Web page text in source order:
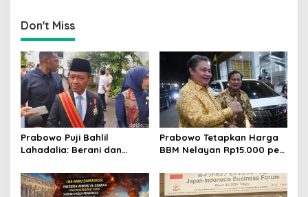
Guncangan Global
Don't Miss
Prabowo Puji Bahlil
Lahadalia: Berani dan
88–89
Prabowo Tetapkan Harga
BBM Nelayan Rp15.000 per
30-200 GT